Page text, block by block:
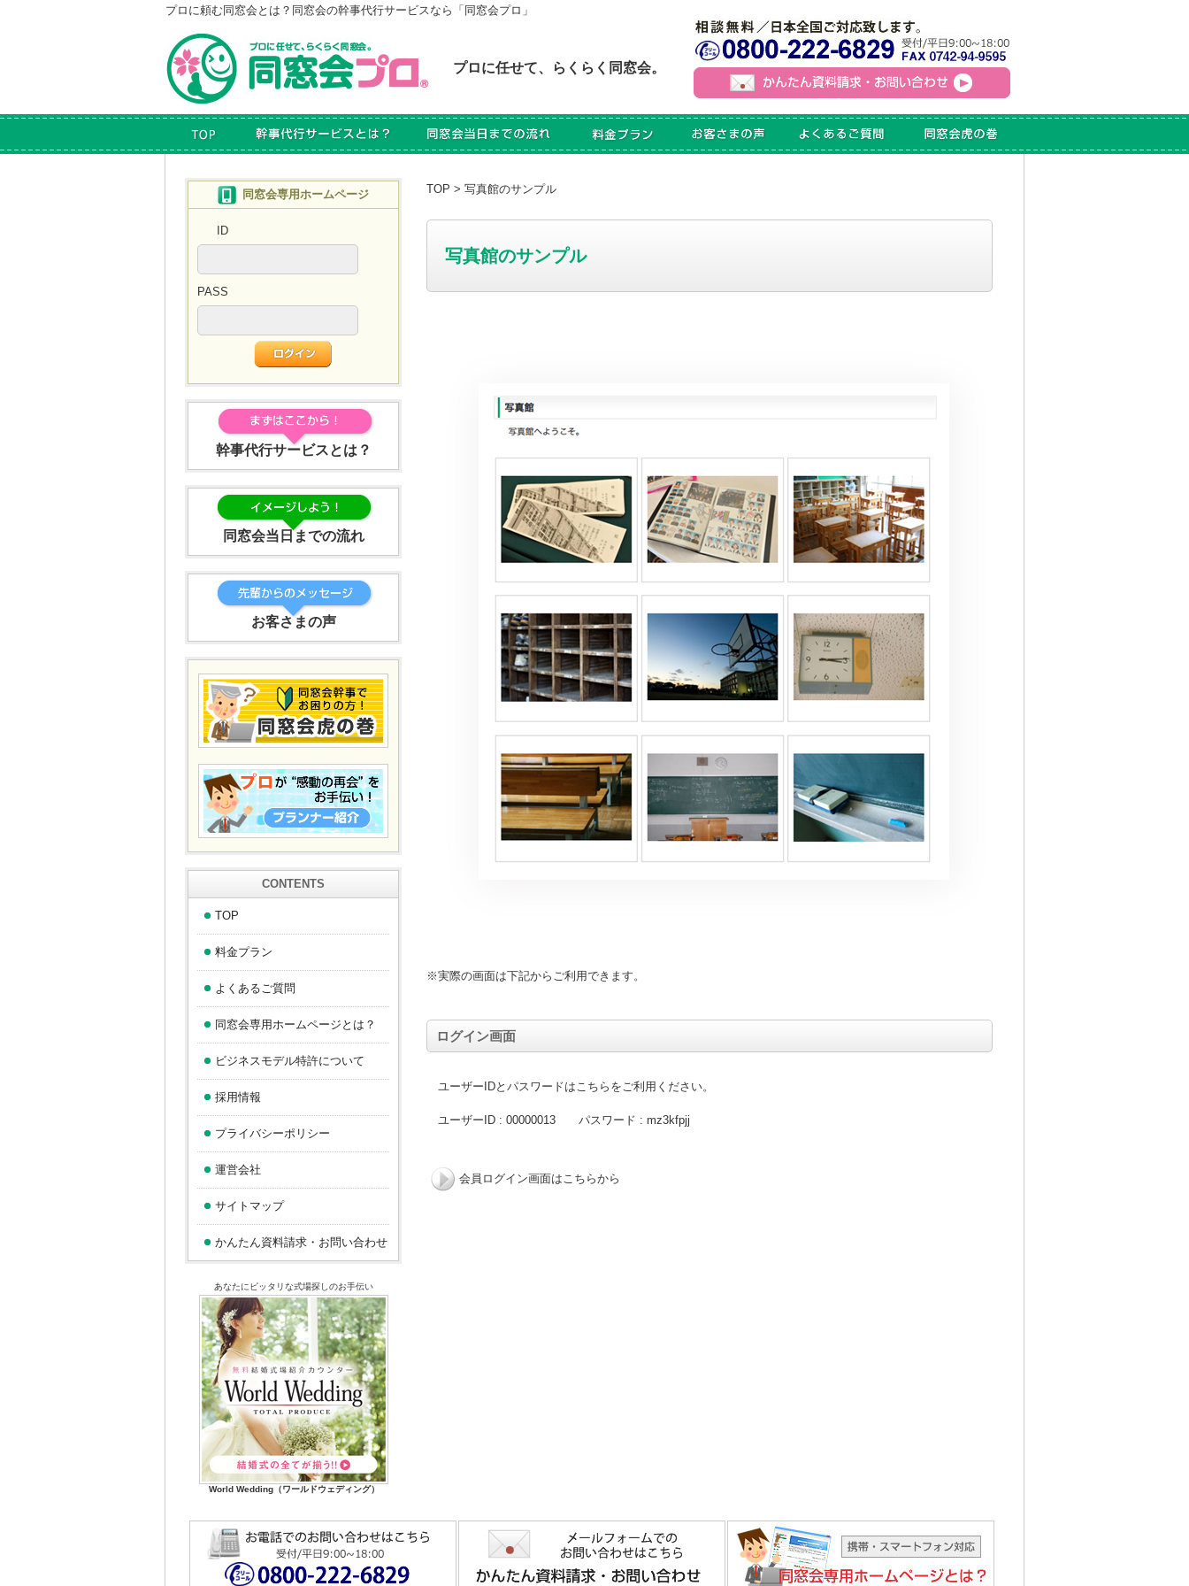
プロに頼む同窓会とは？ 同窓会の幹事代行サービスなら「同窓会プロ」
プロに任せて、らくらく同窓会。
TOP > 写真館のサンプル
写真館のサンプル
※実際の画面は下記からご利用できます。
ログイン画面
ユーザーIDとパスワードはこちらをご利用ください。
ユーザーID : 00000013 パスワード : mz3kfpjj
会員ログイン画面はこちらから
同窓会専用ホームページ
ID
PASS
幹事代行サービスとは？
同窓会当日までの流れ
お客さまの声
CONTENTS
TOP
料金プラン
よくあるご質問
同窓会専用ホームページとは？
ビジネスモデル特許について
採用情報
プライバシーポリシー
運営会社
サイトマップ
かんたん資料請求・お問い合わせ
あなたにピッタリな式場探しのお手伝い
World Wedding（ワールドウェディング）